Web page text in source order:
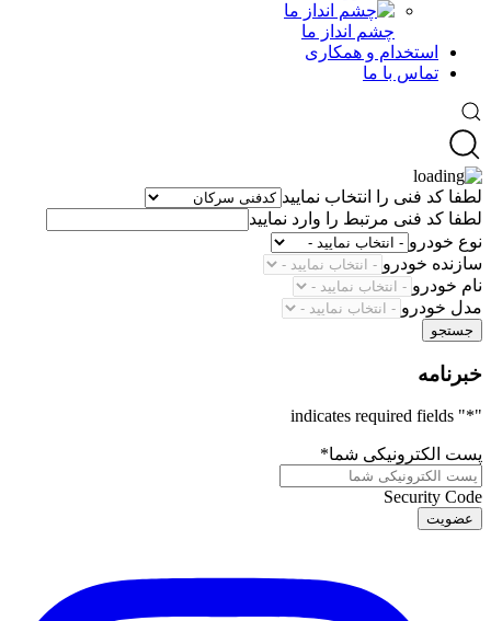
چشم انداز ما
استخدام و همکاری
تماس با ما
لطفا کد فنی را انتخاب نمایید
لطفا کد فنی مرتبط را وارد نمایید
نوع خودرو
سازنده خودرو
نام خودرو
مدل خودرو
جستجو
خبرنامه
"
*
" indicates required fields
پست الکترونیکی شما*
Security Code